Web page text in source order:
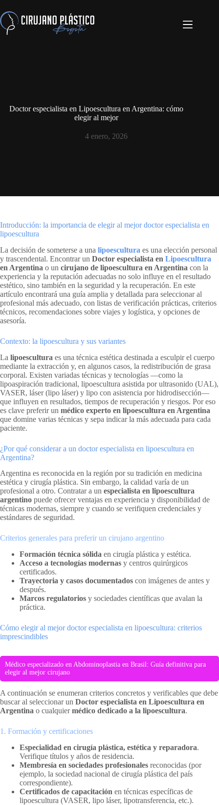
Doctor especialista en Lipoescultura en Argentina: cómo
elegir al mejor
4 enero, 2026
Introducción: la importancia de elegir al mejor doctor especialista en
lipoescultura
La decisión de someterse a una lipoescultura es una elección personal
y trascendental. Encontrar un Doctor especialista en Lipoescultura
en Argentina o un cirujano de lipoescultura en Argentina con la
experiencia y la reputación adecuadas no solo influye en el resultado
estético, sino también en la seguridad y la recuperación. En este
artículo encontrará una guía amplia y detallada para seleccionar al
profesional más adecuado, con listas de verificación prácticas, criterios
técnicos, recomendaciones sobre viajes y logística, y opciones de
asesoría.
Contexto: la lipoescultura y sus variantes
La lipoescultura es una técnica estética destinada a esculpir el cuerpo
mediante la extracción y, en algunos casos, la redistribución de grasa
corporal. Existen variadas técnicas y tecnologías —como la
lipoaspiración tradicional, lipoescultura asistida por ultrasonido (UAL),
VASER, láser (lipo láser) y lipo con asistencia por hidrodisección—
que influyen en resultados, tiempos de recuperación y riesgos. Por eso
es clave preferir un médico experto en lipoescultura en Argentina
que domine varias técnicas y sepa indicar la más adecuada para cada
paciente.
¿Por qué considerar a un doctor especialista en lipoescultura en
Argentina?
Argentina es reconocida en la región por su tradición en medicina
estética y cirugía plástica. Sin embargo, la calidad varía de un
profesional a otro. Contratar a un especialista en lipoescultura
argentino puede ofrecer ventajas en experiencia y disponibilidad de
técnicas modernas, siempre y cuando se verifiquen credenciales y
estándares de seguridad.
Criterios generales para preferir un cirujano argentino
Formación técnica sólida en cirugía plástica y estética.
Acceso a tecnologías modernas y centros quirúrgicos
certificados.
Trayectoria y casos documentados con imágenes de antes y
después.
Marcos regulatorios y sociedades científicas que avalan la
práctica.
Cómo elegir al mejor doctor especialista en lipoescultura: criterios
imprescindibles
Médico especializado en Abdominoplastia en Brasil: Guía definitiva para
elegir al mejor cirujano
A continuación se enumeran criterios concretos y verificables que debe
buscar al seleccionar un Doctor especialista en Lipoescultura en
Argentina o cualquiermédico dedicado a la lipoescultura.
1. Formación y certificaciones
Especialidad en cirugía plástica, estética y reparadora.
Verifique títulos y años de residencia.
Membresía en sociedades profesionales reconocidas (por
ejemplo, la sociedad nacional de cirugía plástica del país
correspondiente).
Certificados de capacitación en técnicas específicas de
lipoescultura (VASER, lipo láser, lipotransferencia, etc.).